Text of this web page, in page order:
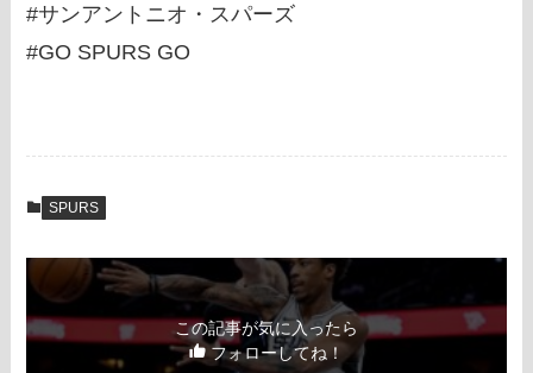
#サンアントニオ・スパーズ
#GO SPURS GO
SPURS
この記事が気に入ったら
フォローしてね！